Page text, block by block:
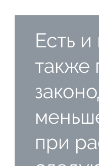
Есть
также
при